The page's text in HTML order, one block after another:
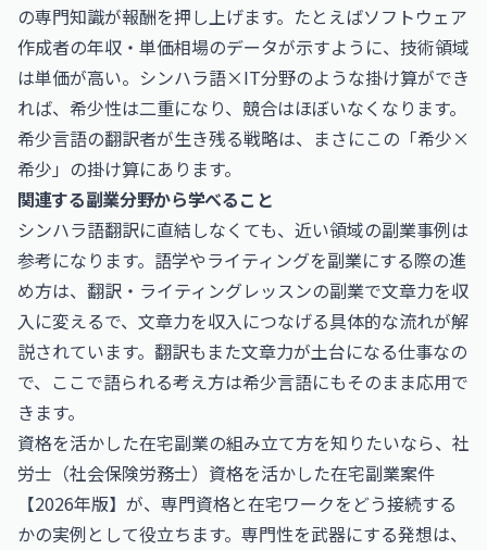
の専門知識が報酬を押し上げます。たとえばソフトウェア
作成者の年収・単価相場のデータが示すように、技術領域
は単価が高い。シンハラ語×IT分野のような掛け算ができ
れば、希少性は二重になり、競合はほぼいなくなります。
希少言語の翻訳者が生き残る戦略は、まさにこの「希少×
希少」の掛け算にあります。
関連する副業分野から学べること
シンハラ語翻訳に直結しなくても、近い領域の副業事例は
参考になります。語学やライティングを副業にする際の進
め方は、 翻訳・ライティングレッスンの副業で文章力を収
入に変えるで、文章力を収入につなげる具体的な流れが解
説されています。翻訳もまた文章力が土台になる仕事なの
で、ここで語られる考え方は希少言語にもそのまま応用で
きます。
資格を活かした在宅副業の組み立て方を知りたいなら、 社
労士（社会保険労務士）資格を活かした在宅副業案件
【2026年版】 が、専門資格と在宅ワークをどう接続する
かの実例として役立ちます。専門性を武器にする発想は、